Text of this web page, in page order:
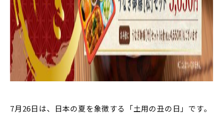
7月26日は、日本の夏を象徴する「土用の丑の日」です。